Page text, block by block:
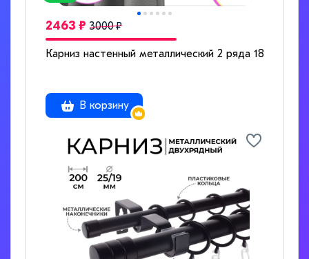
2463 ₽ 3000 ₽
Карниз настенный металлический 2 ряда 180см
В корзину